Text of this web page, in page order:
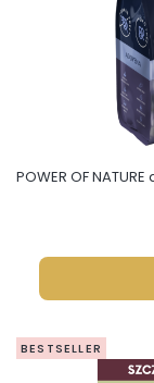
POWER OF
BESTSELLER